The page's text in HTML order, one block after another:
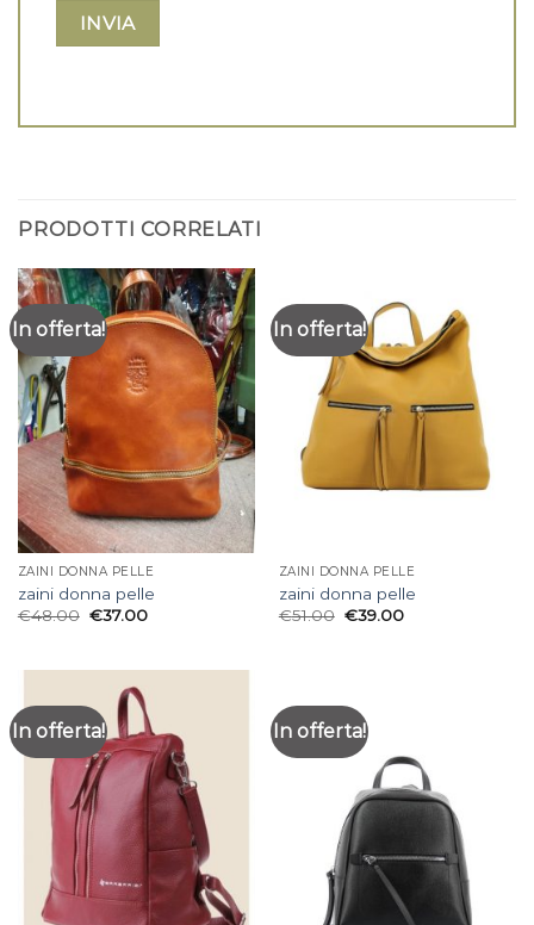
PRODOTTI CORRELATI
In offerta!
ZAINI DONNA PELLE
zaini donna pelle
€48.00 €37.00
In offerta!
ZAINI DONNA PELLE
zaini donna pelle
€51.00 €39.00
In offerta! In offerta!